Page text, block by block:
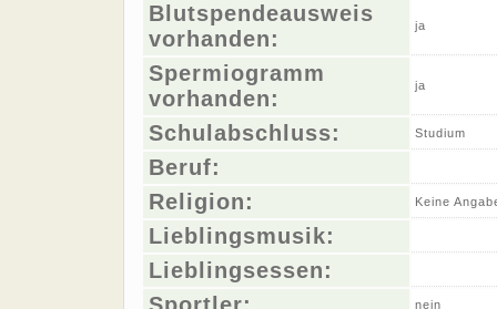
Blutspendeausweis
vorhanden:
ja
Spermiogramm
vorhanden:
ja
Schulabschluss: Studium
Beruf:
Religion:
Keine
Lieblingsmusik:
Lieblingsessen:
nein